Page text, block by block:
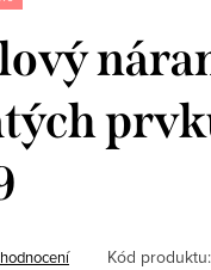
Kód produktu: